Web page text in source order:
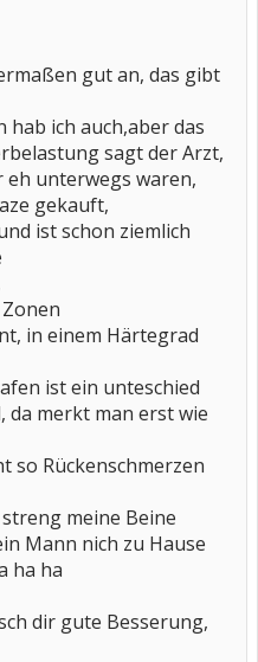
gut an, das gibt
hab ich auch,aber das
sagt der Arzt,
eh unterwegs waren,
gekauft,
ist schon ziemlich
in einem Härtegrad
ist ein unteschied
da merkt man erst wie
so Rückenschmerzen
meine Beine
Mann nich zu Hause
ha ha
dir gute Besserung,